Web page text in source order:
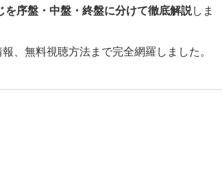
を序盤・中盤・終盤に分けて徹底解説しま
、無料視聴方法まで完全網羅しました。